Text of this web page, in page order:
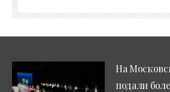
На
подали